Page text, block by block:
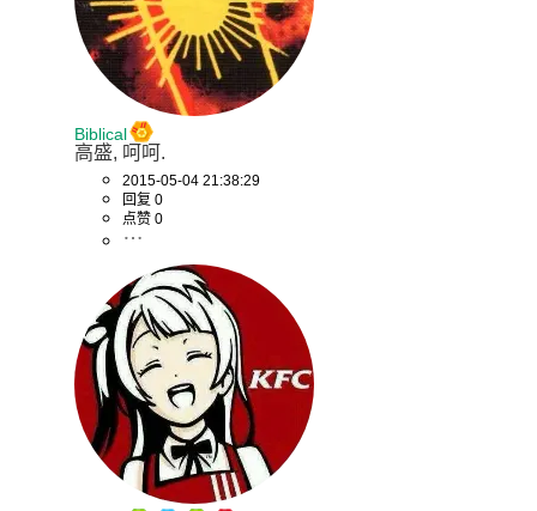
Biblical
高盛, 呵呵.
2015-05-04 21:38:29
回复 0
点赞 0